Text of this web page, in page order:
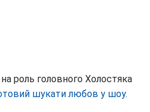
роль головного Холостяка
шукати любов у шоу.